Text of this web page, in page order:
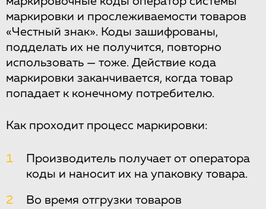
маркировки и прослеживаемости товаров
«Честный знак». Коды зашифрованы,
подделать их не получится, повторно
использовать — тоже. Действие кода
маркировки заканчивается, когда товар
попадает к конечному потребителю.
Как проходит процесс маркировки:
1
Производитель получает от оператора
коды и наносит их на упаковку товара.
2
Во время отгрузки товаров